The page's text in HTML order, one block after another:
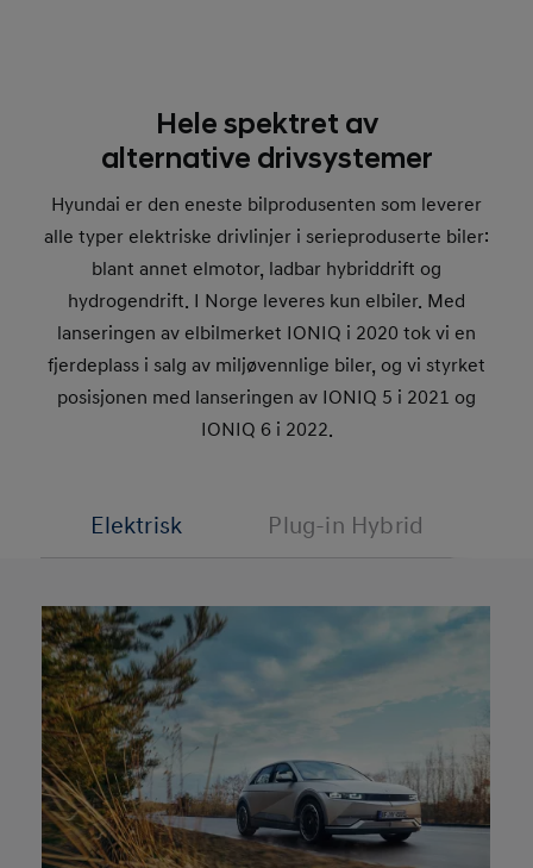
Hele spektret av
alternative drivsystemer
Hyundai er den eneste bilprodusenten som leverer
alle typer elektriske drivlinjer i serieproduserte biler:
blant annet elmotor, ladbar hybriddrift og
hydrogendrift. I Norge leveres kun elbiler. Med
lanseringen av elbilmerket IONIQ i 2020 tok vi en
fjerdeplass i salg av miljøvennlige biler, og vi styrket
posisjonen med lanseringen av IONIQ 5 i 2021 og
IONIQ 6 i 2022.
Elektrisk Plug-in Hybrid